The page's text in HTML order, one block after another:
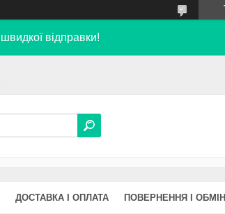
відправки!
ДОСТАВКА І ОПЛАТА ПОВЕРНЕННЯ І ОБМІН